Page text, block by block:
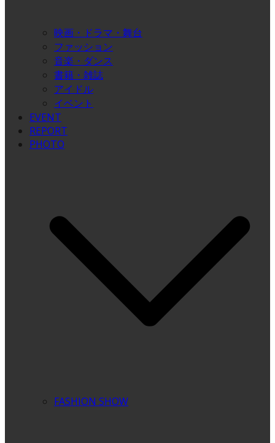
映画・ドラマ・舞台
ファッション
音楽・ダンス
書籍・雑誌
アイドル
イベント
EVENT
REPORT
PHOTO
FASHION SHOW